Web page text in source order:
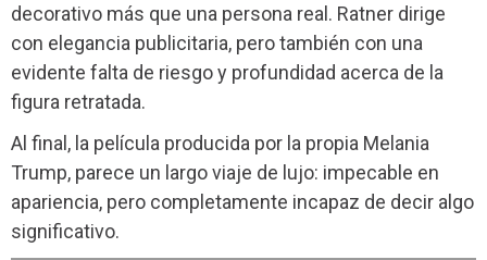
decorativo más que una persona real. Ratner dirige
con elegancia publicitaria, pero también con una
evidente falta de riesgo y profundidad acerca de la
figura retratada.
Al final, la película producida por la propia Melania
Trump, parece un largo viaje de lujo: impecable en
apariencia, pero completamente incapaz de decir algo
significativo.